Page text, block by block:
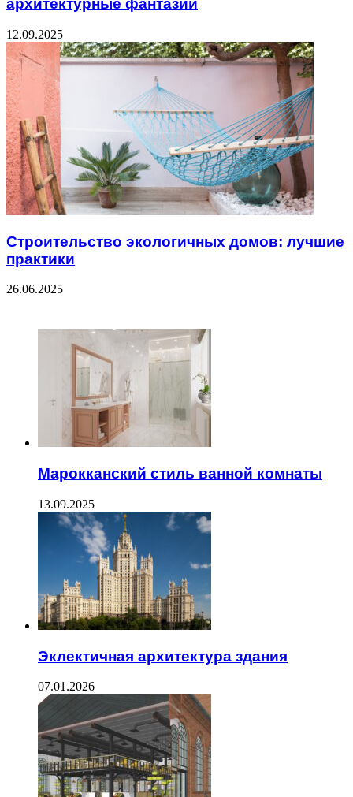
архитектурные фантазии
12.09.2025
Строительство экологичных домов: лучшие
практики
26.06.2025
Марокканский стиль ванной комнаты
13.09.2025
Эклектичная архитектура здания
07.01.2026